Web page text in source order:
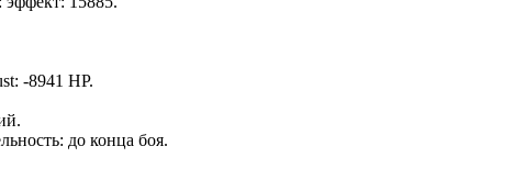
: -8941 HP.
до конца боя.